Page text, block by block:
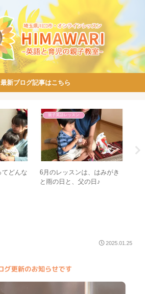
最新ブログ記事はこちら
親子英語レッスン
これからの子どもたちに必要
な考える力と自己表現力を育
HIMAWARIで
うなるの？0歳
2025.01.25